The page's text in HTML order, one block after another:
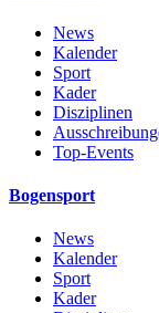
News
Kalender
Sport
Kader
Disziplinen
Top-Events
Bogensport
News
Kalender
Sport
Kader